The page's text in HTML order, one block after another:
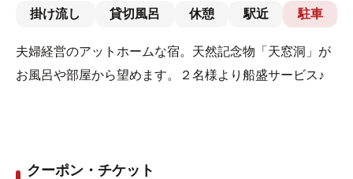
掛け流し 貸切風呂 休憩 駅近 駐車
夫婦経営のアットホームな宿。天然記念物「天窓洞」が
お風呂や部屋から望めます。２名様より船盛サービス♪
クーポン・チケット